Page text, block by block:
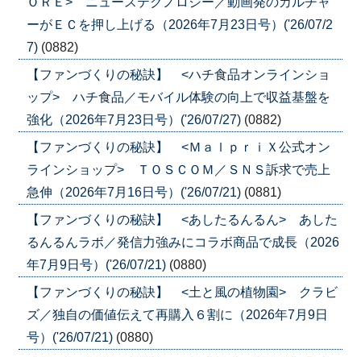
ーがＥＣを押し上げる（2026年7月23日号）('26/07/2
7) (0882)
【ファンづくりの秘訣】 <ハチ食品オンラインショ
ップ> ハチ食品／モバイル体験の向上で収益基盤を
強化（2026年7月23日号）('26/07/27) (0882)
【ファンづくりの秘訣】 <ＭａｌｐｒｉＸ公式オン
ラインショップ> ＴＯＳＣＯＭ／ＳＮＳ訴求で売上
急伸（2026年7月16日号）('26/07/21) (0881)
【ファンづくりの秘訣】 <あしたるんるん> あした
るんるんラボ／発信力強みにコラボ商品で成長（2026
年7月9日号）('26/07/21) (0880)
【ファンづくりの秘訣】 <土と風の植物園> クラビ
ズ／独自の価値伝えて再購入６割に（2026年7月9日
号）('26/07/21) (0880)